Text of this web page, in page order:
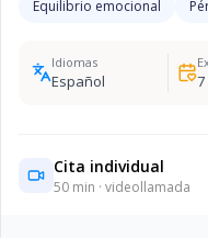
Equilibrio emocional
Idiomas
Español 7
Cita individual
50 min · videollamada